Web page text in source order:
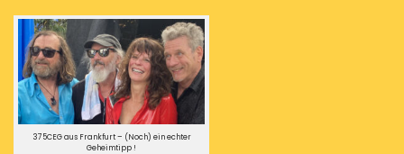
375CEG aus Frankfurt – (Noch) ein echter
Geheimtipp !